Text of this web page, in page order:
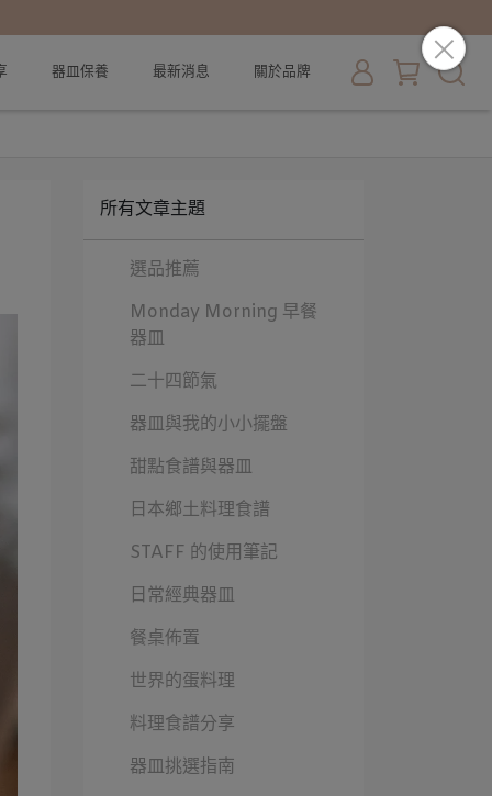
器皿保養 最新消息 關於品牌
所有文章主題
選品推薦
Monday Morning 早餐
器皿
二十四節氣
器皿與我的小小擺盤
甜點食譜與器皿
日本鄉土料理食譜
STAFF 的使用筆記
日常經典器皿
餐桌佈置
世界的蛋料理
料理食譜分享
器皿挑選指南